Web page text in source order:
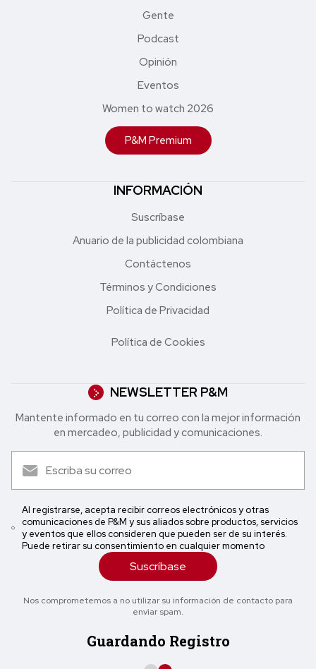
Gente
Podcast
Opinión
Eventos
Women to watch 2026
P&M Premium
INFORMACIÓN
Suscríbase
Anuario de la publicidad colombiana
Contáctenos
Términos y Condiciones
Política de Privacidad
Política de Cookies
NEWSLETTER P&M
Mantente informado en tu correo con la mejor in formación
en mercadeo, publicidad y comunicaciones.
Al registrarse, acepta recibir correos electrónicos y otras
comunicaciones de P&M y sus aliados sobre productos, servicios
y eventos que ellos consideren que pueden ser de su interés.
Puede retirar su consentimiento en cualquier momento
Suscríbase
Nos comprometemos a no utilizar su información de contacto para
enviar spam.
Guardando Registro